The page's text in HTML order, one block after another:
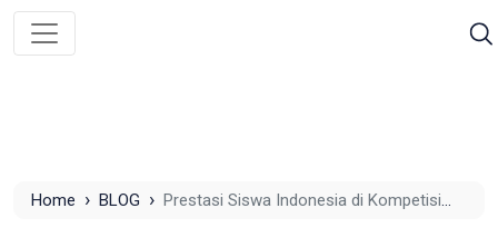
Home › BLOG › Prestasi Siswa Indonesia di Kompetisi